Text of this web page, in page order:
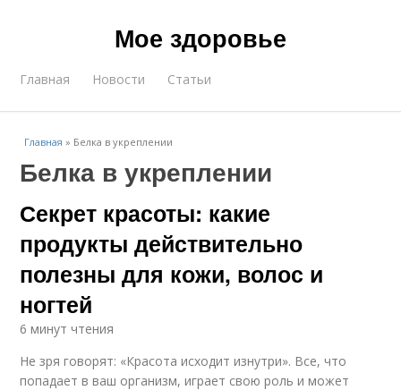
Мое здоровье
Главная Новости Статьи
Главная » Белка в укреплении
Белка в укреплении
Секрет красоты: какие
продукты действительно
полезны для кожи, волос и
ногтей
6 минут чтения
Не зря говорят: «Красота исходит изнутри». Все, что
попадает в ваш организм, играет свою роль и может